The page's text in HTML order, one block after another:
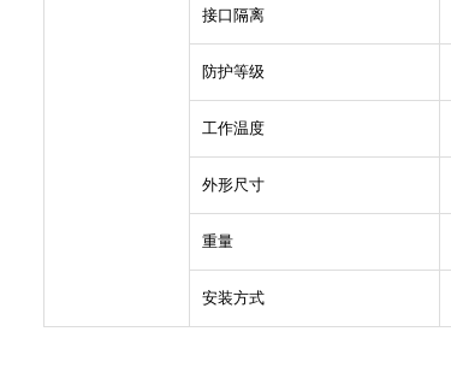
接口隔离
防护等级
工作温度
外形尺寸
重量
安装方式